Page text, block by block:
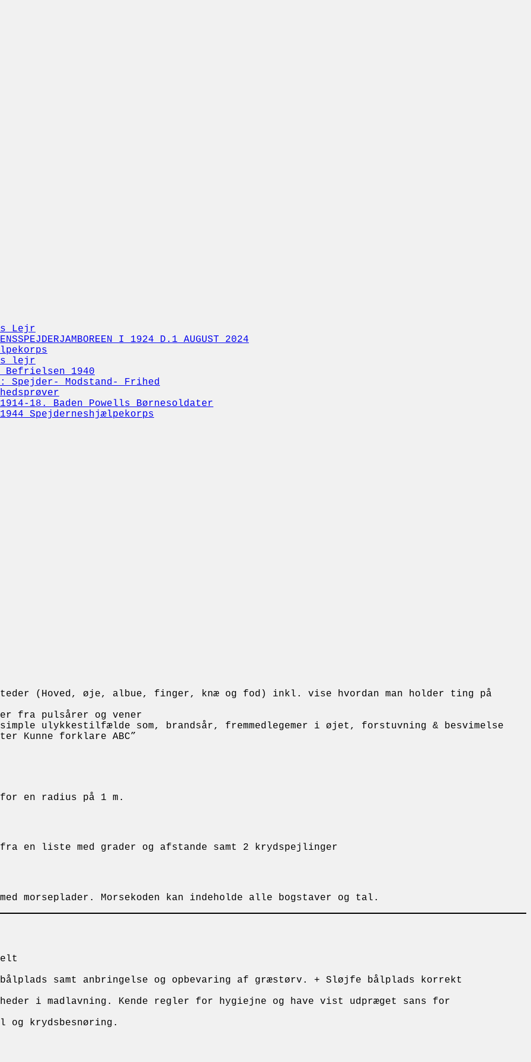
Lejr
I 1924 D.1 AUGUST 2024
lejr
Befrielsen 1940
Spejder- Modstand- Frihed
18. Baden Powells Børnesoldater
Spejderneshjælpekorps
(Hoved, øje, albue, finger, knæ og fod) inkl. vise hvordan man holder ting på
fra pulsårer og vener
ulykkestilfælde som, brandsår, fremmedlegemer i øjet, forstuvning & besvimelse
Kunne forklare ABC”
for en radius på 1 m.
en liste med grader og afstande samt 2 krydspejlinger
morseplader. Morsekoden kan indeholde alle bogstaver og tal.
samt anbringelse og opbevaring af græstørv. + Sløjfe bålplads korrekt
i madlavning. Kende regler for hygiejne og have vist udpræget sans for
og krydsbesnøring.